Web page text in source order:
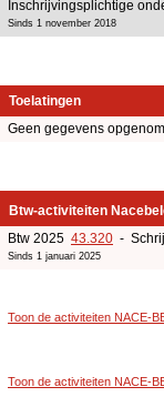
Inschrijvingsplichtige
Sinds 1 november 2018
Toelatingen
Geen gegevens
Btw-activiteiten
Btw 2025 43.320 -
Sinds 1 januari 2025
Toon de activiteiten NACE-
Toon de activiteiten NACE-